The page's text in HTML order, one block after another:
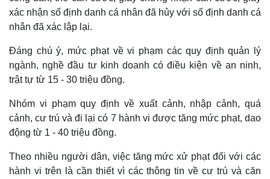
Thế giới
Quan sát
Multimedia
Video
xác nhận số định danh cá nhân đã hủy với số định danh cá
nhân đã xác lập lại.
Đáng chú ý, mức phạt về vi phạm các quy định quản lý
ngành, nghề đầu tư kinh doanh có điều kiện về an ninh,
trật tự từ 15 - 30 triệu đồng.
Nhóm vi phạm quy định về xuất cảnh, nhập cảnh, quá
cảnh, cư trú và đi lại có 7 hành vi được tăng mức phạt, dao
động từ 1 - 40 triệu đồng.
Theo nhiều người dân, việc tăng mức xử phạt đối với các
hành vi trên là cần thiết vì các thông tin về cư trú và căn